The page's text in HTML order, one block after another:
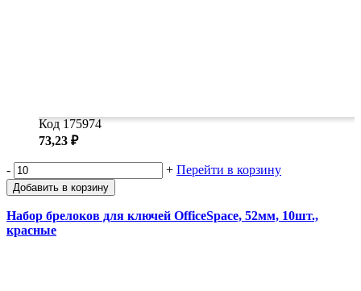
Код 175974
73,23 ₽
- + Перейти в корзину
Добавить в корзину
Набор брелоков для ключей OfficeSpace, 52мм, 10шт.,
красные